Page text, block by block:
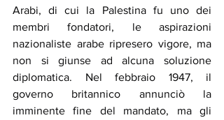
Arabi, di cui la Palestina fu uno dei
membri fondatori, le aspirazioni
nazionaliste arabe ripresero vigore, ma
non si giunse ad alcuna soluzione
diplomatica. Nel febbraio 1947, il
governo britannico annunciò la
imminente fine del mandato, ma gli